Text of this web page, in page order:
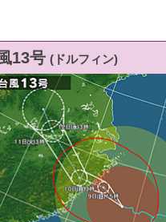
13号 (ドルフィン)